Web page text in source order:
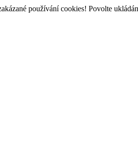
používání cookies! Povolte